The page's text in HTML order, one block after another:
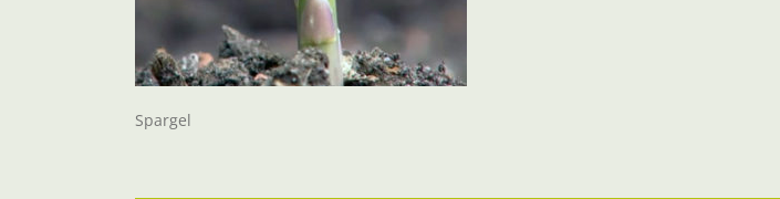
Spargel